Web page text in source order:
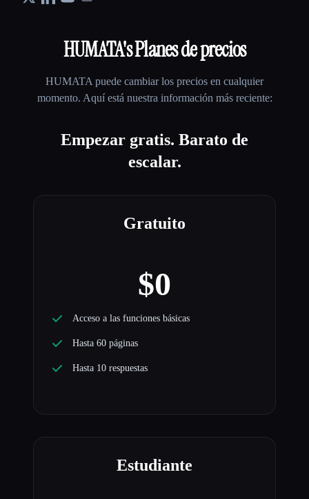
HUMATA's Planes de precios
HUMATA puede cambiar los precios en cualquier
momento. Aquí está nuestra información más reciente:
Empezar gratis. Barato de
escalar.
Gratuito
$0
Acceso a las funciones básicas
Hasta 60 páginas
Hasta 10 respuestas
Estudiante